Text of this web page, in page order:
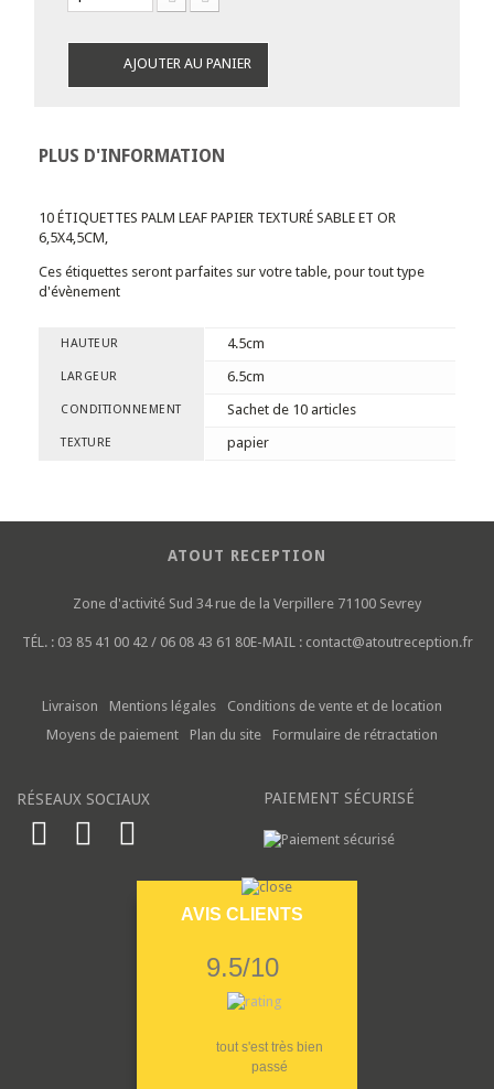
AJOUTER AU PANIER
PLUS D'INFORMATION
10 ÉTIQUETTES PALM LEAF PAPIER TEXTURÉ SABLE ET OR
6,5X4,5CM,
Ces étiquettes seront parfaites sur votre table, pour tout type
d'évènement
HAUTEUR 4.5cm
LARGEUR 6.5cm
CONDITIONNEMENT Sachet de 10 articles
TEXTURE papier
ATOUT RECEPTION
Zone d'activité Sud 34 rue de la Verpillere 71100 Sevrey
TÉL. : 03 85 41 00 42 / 06 08 43 61 80E-MAIL : contact@atoutreception.fr
Livraison Mentions légales
Conditions de vente et de location
Moyens de paiement
Plan du site Formulaire de rétractation
RÉSEAUX SOCIAUX PAIEMENT SÉCURISÉ
AVIS CLIENTS
9.5/10
tout s'est très bien
passé